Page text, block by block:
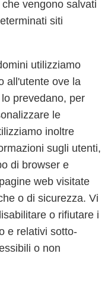
vengono salvati
siti
utilizziamo
all'utente ove la
prevedano, per
le
inoltre
sugli utenti,
di browser e
web visitate
o di sicurezza. Vi
o rifiutare i
e relativi sotto-
o non